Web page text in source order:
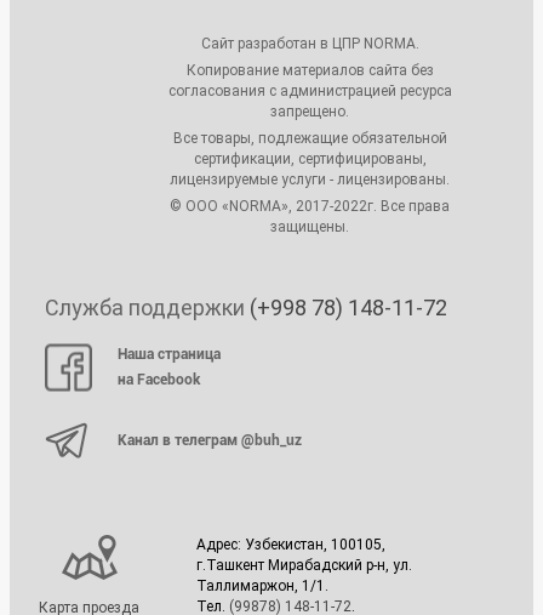
Сайт разработан в ЦПР NORMA.
Копирование материалов сайта без
согласования с администрацией ресурса
запрещено.
Все товары, подлежащие обязательной
сертификации, сертифицированы,
лицензируемые услуги - лицензированы.
© ООО «NORMA», 2017-2022г. Все права
защищены.
Служба поддержки (+998 78) 148-11-72
Наша страница
на Facebook
Канал в телеграм @buh_uz
Карта проезда
Адрес: Узбекистан, 100105,
г.Ташкент Мирабадский р-н, ул.
Таллимаржон, 1/1.
Тел. (99878) 148-11-72